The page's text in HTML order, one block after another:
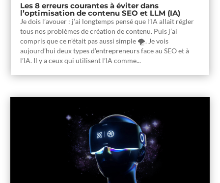
Les 8 erreurs courantes à éviter dans
l’optimisation de contenu SEO et LLM (IA)
Je dois l’avouer : j’ai longtemps pensé que l’IA allait régler
tous nos problèmes de création de contenu. Puis j’ai
compris que ce n’était pas aussi simple 🌪️. Je vois
aujourd’hui deux types d’entrepreneurs face au SEO et à
l’IA. Il y a ceux qui utilisent l’IA comme...